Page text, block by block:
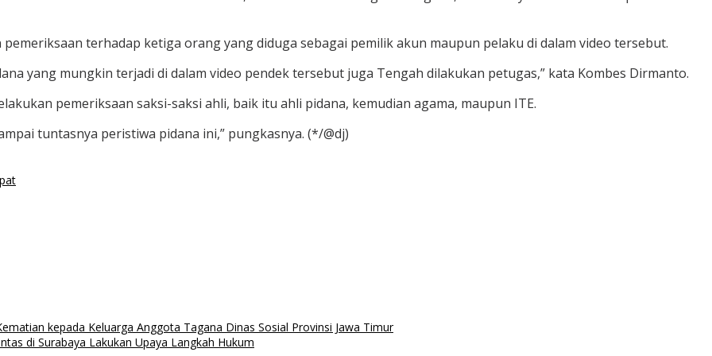
terhadap ketiga orang yang diduga sebagai pemilik akun maupun pelaku di dalam video tersebut.
yang mungkin terjadi di dalam video pendek tersebut juga Tengah dilakukan petugas,” kata Kombes Dirmanto.
pemeriksaan saksi-saksi ahli, baik itu ahli pidana, kemudian agama, maupun ITE.
tuntasnya peristiwa pidana ini,” pungkasnya. (*/@dj)
kepada Keluarga Anggota Tagana Dinas Sosial Provinsi Jawa Timur
di Surabaya Lakukan Upaya Langkah Hukum